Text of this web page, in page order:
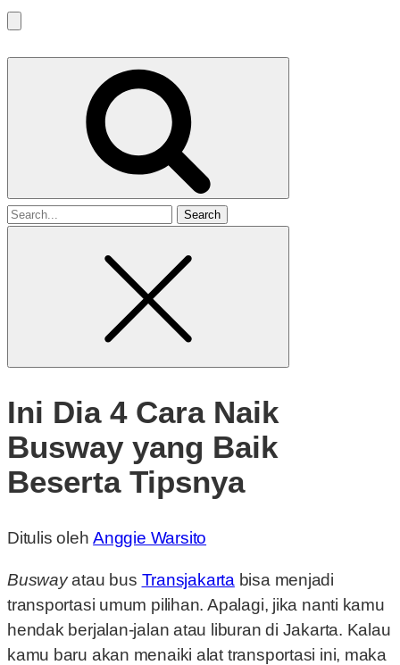
Search
Ini Dia 4 Cara Naik
Busway yang Baik
Beserta Tipsnya
Ditulis olehAnggie Warsito
Buswayatau bus Transjakarta bisa menjadi
transportasi umum pilihan. Apalagi, jika nanti kamu
hendak berjalan-jalan atau liburan di Jakarta. Kalau
kamu baru akan menaiki alat transportasi ini, maka